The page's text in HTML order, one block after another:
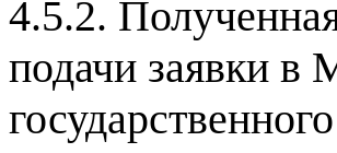
4.5.2.
подачи заявки в